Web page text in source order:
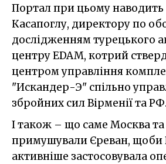
Портал при цьому
Касапоглу, директору по
дослідженням турецького
центру EDAM, котрий
центром управління
"Искандер-Э" спільно
збройних сил Вірменії та РФ.
І також – що саме Москва
примушували Єреван, щоби
активніше застосовувала